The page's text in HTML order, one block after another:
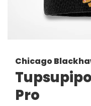
Chicago
Pro